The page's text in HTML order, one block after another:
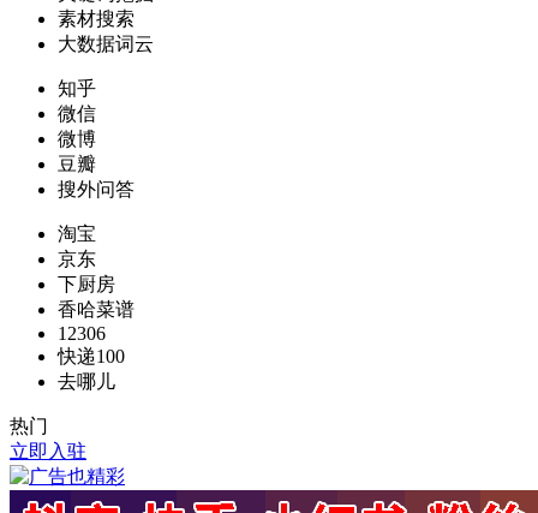
素材搜索
大数据词云
知乎
微信
微博
豆瓣
搜外问答
淘宝
京东
下厨房
香哈菜谱
12306
快递100
去哪儿
热门
立即入驻